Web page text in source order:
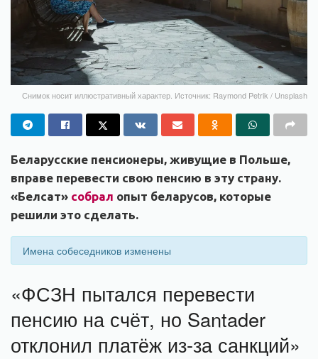
Снимок носит иллюстративный характер. Источник: Raymond Petrik / Unsplash
Беларусские пенсионеры, живущие в Польше,
вправе перевести свою пенсию в эту страну.
«Белсат» собрал опыт беларусов, которые
решили это сделать.
Имена собеседников изменены
«ФСЗН пытался перевести
пенсию на счёт, но Santader
отклонил платёж из-за санкций»